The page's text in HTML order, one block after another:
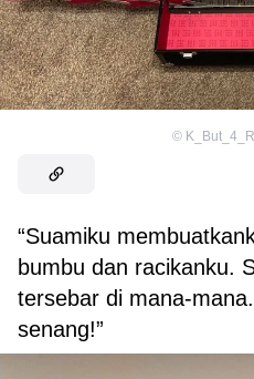
©
“Suamiku
bumbu dan racikanku.
tersebar di mana-
senang!”